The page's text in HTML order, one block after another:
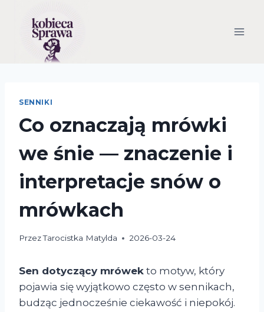
SENNIKI
Co oznaczają mrówki
we śnie — znaczenie i
interpretacje snów o
mrówkach
PrzezTarocistka Matylda 2026-03-24
Sen dotyczący mrówek to motyw, który
pojawia się wyjątkowo często w sennikach,
budząc jednocześnie ciekawość i niepokój.